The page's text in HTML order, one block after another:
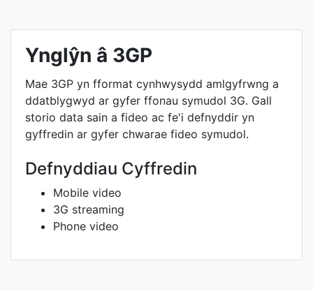
Ynglŷn â 3GP
Mae 3GP yn fformat cynhwysydd amlgyfrwng a
ddatblygwyd ar gyfer ffonau symudol 3G. Gall
storio data sain a fideo ac fe'i defnyddir yn
gyffredin ar gyfer chwarae fideo symudol.
Defnyddiau Cyffredin
Mobile video
3G streaming
Phone video